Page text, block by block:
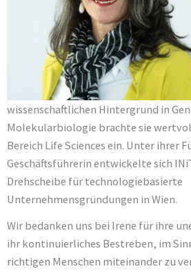
wissenschaftlichen Hintergrund in
Molekularbiologie brachte sie
Bereich Life Sciences ein. Unter ihrer
Geschäftsführerin entwickelte sich
Drehscheibe für technologiebasierte
Unternehmensgründungen in Wien.
Wir bedanken uns bei Irene für ihre
ihr kontinuierliches Bestreben, im
richtigen Menschen miteinander zu